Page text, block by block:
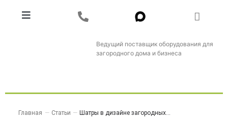
Ведущий поставщик оборудования для
загородного дома и бизнеса
Главная — Статьи — Шатры в дизайне загородных...